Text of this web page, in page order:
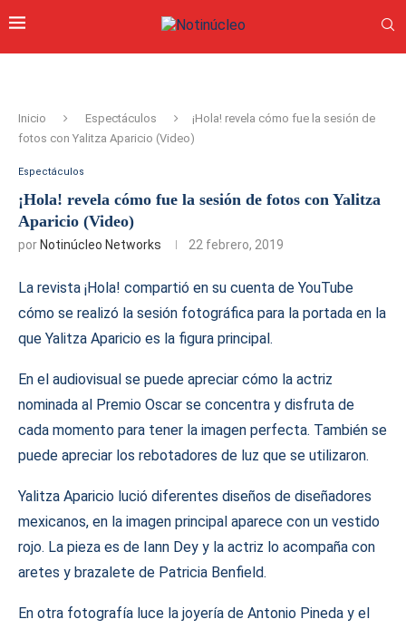
Inicio Espectáculos
¡Hola! revela cómo fue la sesión de
fotos con Yalitza Aparicio (Video)
Espectáculos
¡Hola! revela cómo fue la sesión de fotos con Yalitza
Aparicio (Video)
por Notinúcleo Networks 22 febrero, 2019
La revista ¡Hola! compartió en su cuenta de YouTube
cómo se realizó la sesión fotográfica para la portada en la
que Yalitza Aparicio es la figura principal.
En el audiovisual se puede apreciar cómo la actriz
nominada al Premio Oscar se concentra y disfruta de
cada momento para tener la imagen perfecta. También se
puede apreciar los rebotadores de luz que se utilizaron.
Yalitza Aparicio lució diferentes diseños de diseñadores
mexicanos, en la imagen principal aparece con un vestido
rojo. La pieza es de Iann Dey y la actriz lo acompaña con
aretes y brazalete de Patricia Benfield.
En otra fotografía luce la joyería de Antonio Pineda y el